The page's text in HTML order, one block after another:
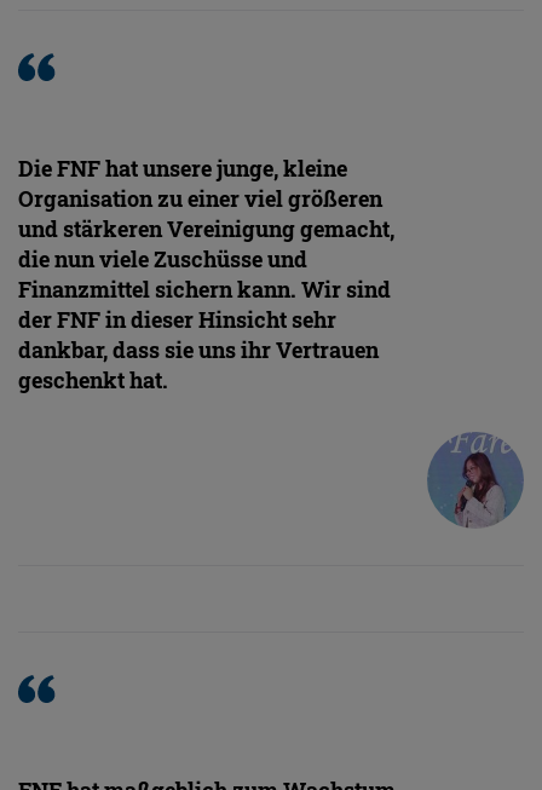
Die FNF hat unsere junge, kleine
Organisation zu einer viel größeren
und stärkeren Vereinigung gemacht,
die nun viele Zuschüsse und
Finanzmittel sichern kann. Wir sind
der FNF in dieser Hinsicht sehr
dankbar, dass sie uns ihr Vertrauen
geschenkt hat.